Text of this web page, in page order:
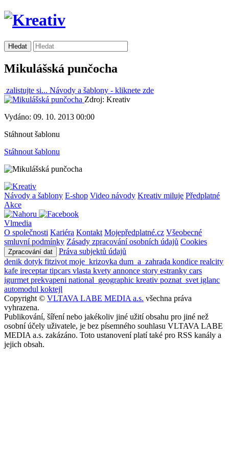
Mikulášská punčocha
zalistujte si... Návody a šablony - kliknete zde
Zdroj: Kreativ
Vydáno: 09. 10. 2013 00:00
Stáhnout šablonu
Stáhnout šablonu
Návody a šablony E-shop Video návody Kreativ miluje Předplatné
Akce
Vlmedia
O společnosti Kariéra Kontakt Mojepředplatné.cz Všeobecné
smluvní podmínky Zásady zpracování osobních údajů Cookies
Zpracování dat
Práva subjektů údajů
denik dotyk fitzivot moje_krizovka dum_a_zahrada kondice realcity
kafe ireceptartipcars vlasta kvety annonce story estranky cars
igurmet prekvapeni national_geographic kreativ poznat_svet iglanc
automodul koktejl
Copyright © VLTAVA LABE MEDIA a.s. všechna práva
vyhrazena.
Publikování, šíření nebo jakékoliv jiné užití obsahu pro jiné než
osobní účely uživatele, je bez písemného souhlasu VLTAVA LABE
MEDIA a.s. zakázáno. Toto ustanovení platí také pro RSS kanály a
jejich obsah.